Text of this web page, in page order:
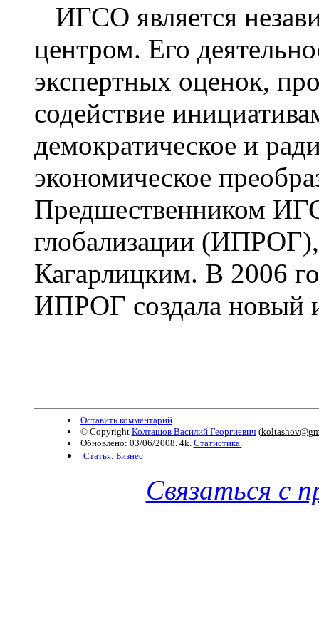
ИГСО является
центром. Его
экспертных оценок,
содействие
демократическое и
экономическое
Предшественником
глобализации
Кагарлицким. В 2006
ИПРОГ создала новый
Оставить комментарий
© Copyright Колташов Василий Георгиевич (
Обновлено: 03/06/2008. 4k. Статистика.
Статья: Бизнес
Связаться с